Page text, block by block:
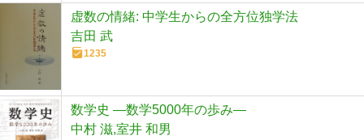
虚数の情緒: 中学生からの全方位独学法
吉田 武
1235
数学史 ―数学5000年の歩み―
中村 滋,室井 和男